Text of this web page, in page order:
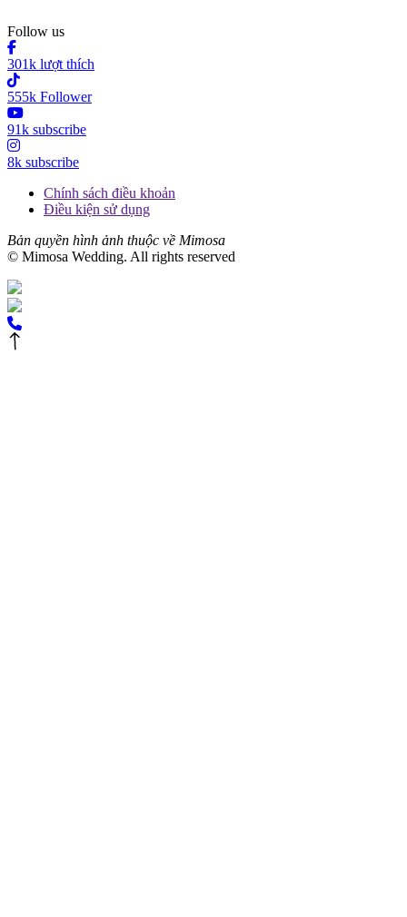
Follow us
301k lượt thích
555k Follower
91k subscribe
8k subscribe
Chính sách điều khoản
Điều kiện sử dụng
Bản quyền hình ảnh thuộc về Mimosa
© Mimosa Wedding. All rights reserved